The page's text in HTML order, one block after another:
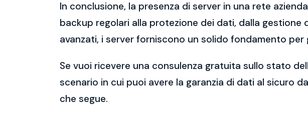
In conclusione, la presenza di server in una rete
backup regolari alla protezione dei dati, dalla gestione
avanzati, i server forniscono un solido fondamento
Se vuoi ricevere una consulenza gratuita sullo stato
scenario in cui puoi avere la garanzia di dati al sicuro
che segue.